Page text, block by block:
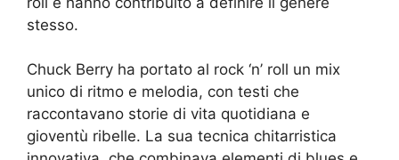
stesso.
Chuck Berry ha portato al rock ‘n’ roll un mix
unico di ritmo e melodia, con testi che
raccontavano storie di vita quotidiana e
gioventù ribelle. La sua tecnica chitarristica